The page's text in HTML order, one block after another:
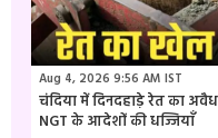
Aug 4, 2026 9:56 AM IST
चंदिया में दिनदहाड़े रेत का
NGT के आदेशों की धज्जियाँ